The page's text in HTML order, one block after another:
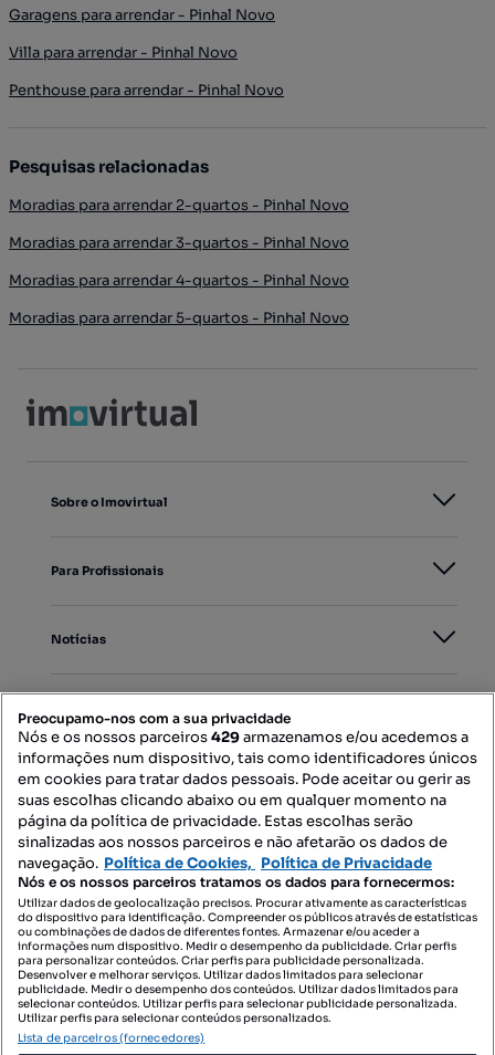
Garagens para arrendar - Pinhal Novo
Villa para arrendar - Pinhal Novo
Penthouse para arrendar - Pinhal Novo
Pesquisas relacionadas
Moradias para arrendar 2-quartos - Pinhal Novo
Moradias para arrendar 3-quartos - Pinhal Novo
Moradias para arrendar 4-quartos - Pinhal Novo
Moradias para arrendar 5-quartos - Pinhal Novo
Sobre o Imovirtual
Para Profissionais
Notícias
Mapa do Site
Contacte-nos
SIGA-NOS:
DESCARREGAR NA:
Preocupamo-nos com a sua privacidade
Nós e os nossos parceiros429armazenamos e/ou acedemos a
informações num dispositivo, tais como identificadores únicos
em cookies para tratar dados pessoais. Pode aceitar ou gerir as
suas escolhas clicando abaixo ou em qualquer momento na
página da política de privacidade. Estas escolhas serão
sinalizadas aos nossos parceiros e não afetarão os dados de
navegação. Política de Cookies, Política de Privacidade
Nós e os nossos parceiros tratamos os dados para fornecermos:
Utilizar dados de geolocalização precisos. Procurar ativamente as características
do dispositivo para identificação. Compreender os públicos através de estatísticas
ou combinações de dados de diferentes fontes. Armazenar e/ou aceder a
informações num dispositivo. Medir o desempenho da publicidade. Criar perfis
para personalizar conteúdos. Criar perfis para publicidade personalizada.
Desenvolver e melhorar serviços. Utilizar dados limitados para selecionar
publicidade. Medir o desempenho dos conteúdos. Utilizar dados limitados para
selecionar conteúdos. Utilizar perfis para selecionar publicidade personalizada.
Utilizar perfis para selecionar conteúdos personalizados.
Lista de parceiros (fornecedores)